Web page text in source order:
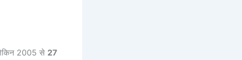
2005 से 27